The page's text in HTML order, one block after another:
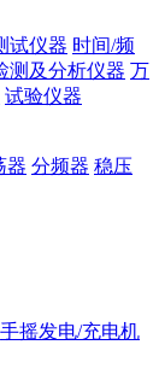
试仪器 时间/频
测及分析仪器 万
试验仪器
器 分频器 稳压
手摇发电/充电机